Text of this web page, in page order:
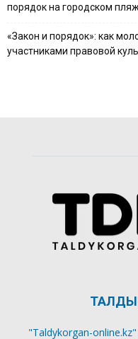
порядок на городском
«Закон и порядок»: как
участниками правовой
"Taldykorgan-